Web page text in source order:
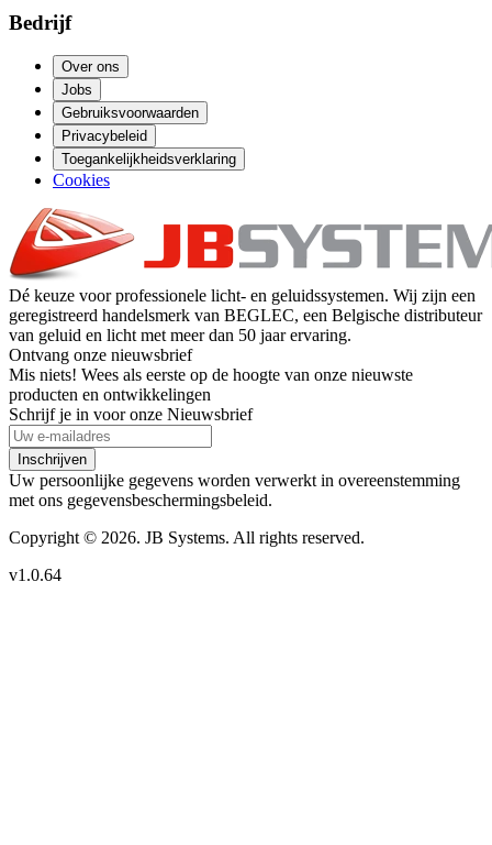
Bedrijf
Over ons
Jobs
Gebruiksvoorwaarden
Privacybeleid
Toegankelijkheidsverklaring
Cookies
Dé keuze voor professionele licht- en geluidssystemen. Wij zijn een
geregistreerd handelsmerk van BEGLEC, een Belgische distributeur
van geluid en licht met meer dan 50 jaar ervaring.
Ontvang onze nieuwsbrief
Mis niets! Wees als eerste op de hoogte van onze nieuwste
producten en ontwikkelingen
Schrijf je in voor onze Nieuwsbrief
Inschrijven
Uw persoonlijke gegevens worden verwerkt in overeenstemming
met ons gegevensbeschermingsbeleid.
Copyright © 2026. JB Systems. All rights reserved.
v1.0.64